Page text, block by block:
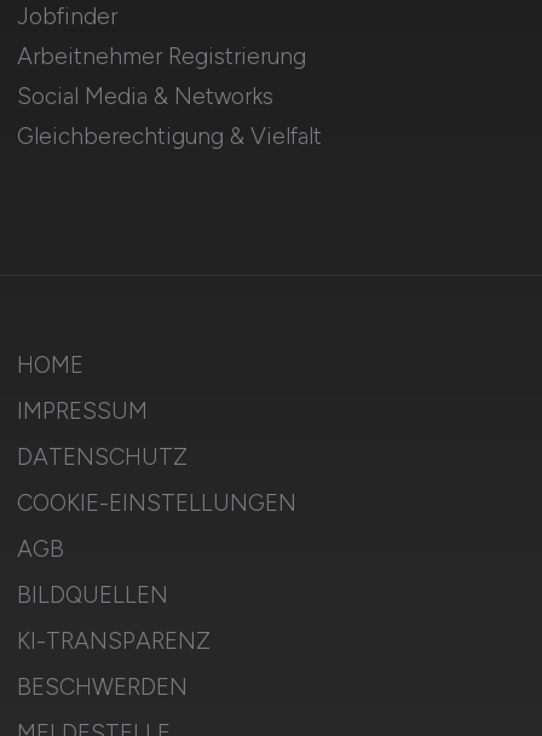
Jobfinder
Arbeitnehmer Registrierung
Social Media & Networks
Gleichberechtigung & Vielfalt
HOME
IMPRESSUM
DATENSCHUTZ
COOKIE-EINSTELLUNGEN
AGB
BILDQUELLEN
KI-TRANSPARENZ
BESCHWERDEN